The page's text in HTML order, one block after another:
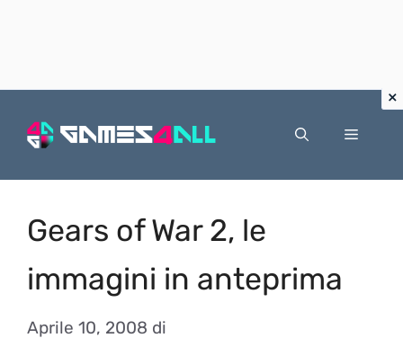
Menu
Gears of War 2, le
immagini in anteprima
Aprile 10, 2008 di